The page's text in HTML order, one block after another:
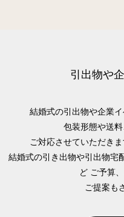
引出物や
結婚式の引出物や企業
包装形態や送
ご対応させていただき
結婚式の引き出物や引出物宅
ど ご予算
ご提案も